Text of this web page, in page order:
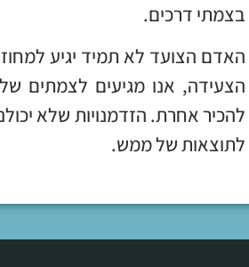
בצמתי דרכים.
האדם הצועד לא תמיד יגיע
הצעידה, אנו מגיעים לצמתים
להכיר אחרת. הזדמנויות שלא
לתוצאות של ממש.